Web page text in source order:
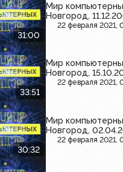
31:00
Мир
Новгород,
22 февраля 2021,
33:51
Мир
Новгород,
22 февраля 2021,
30:32
Мир
Новгород,
22 февраля 2021,